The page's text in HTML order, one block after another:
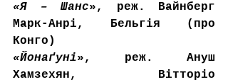
«Я – Шанс», реж. Вайнберг
Марк-Анрі, Бельгія (про
Конго)
«Йонаґуні», реж. Ануш
Хамзехян, Вітторіо